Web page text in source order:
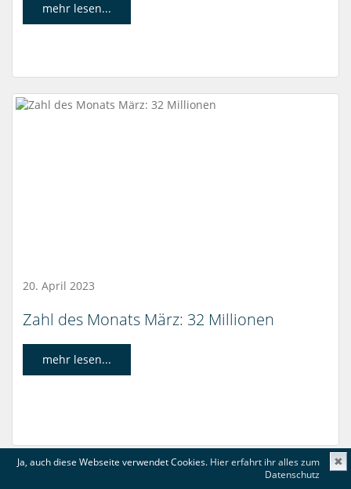
Ja, auch diese Webseite verwendet Cookies. Hier erfahrt ihr alles zum
Datenschutz
✖
mehr lesen...
20. April 2023
Zahl des Monats März: 32 Millionen
mehr lesen...